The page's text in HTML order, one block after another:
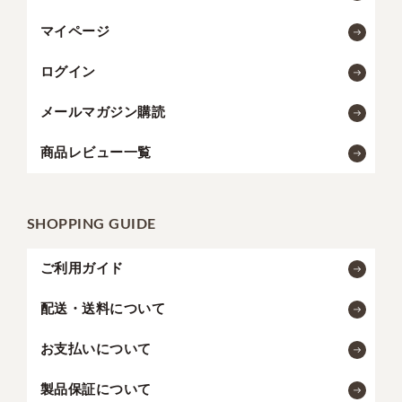
マイページ
ログイン
メールマガジン購読
商品レビュー一覧
SHOPPING GUIDE
ご利用ガイド
配送・送料について
お支払いについて
製品保証について